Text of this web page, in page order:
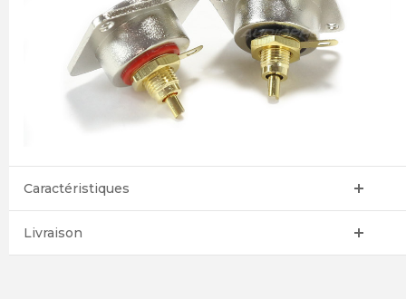
Caractéristiques
Livraison